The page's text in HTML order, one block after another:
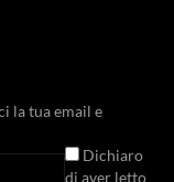
la tua email e
Dichiaro
di aver letto